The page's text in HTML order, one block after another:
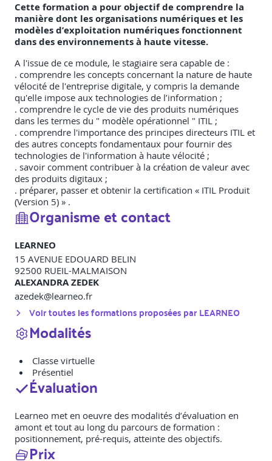
Cette formation a pour objectif de comprendre la
manière dont les organisations numériques et les
modèles d’exploitation numériques fonctionnent
dans des environnements à haute vitesse.
A l'issue de ce module, le stagiaire sera capable de :
. comprendre les concepts concernant la nature de haute
vélocité de l'entreprise digitale, y compris la demande
qu'elle impose aux technologies de l’information ;
. comprendre le cycle de vie des produits numériques
dans les termes du " modèle opérationnel " ITIL ;
. comprendre l'importance des principes directeurs ITIL et
des autres concepts fondamentaux pour fournir des
technologies de l'information à haute vélocité ;
. savoir comment contribuer à la création de valeur avec
des produits digitaux ;
. préparer, passer et obtenir la certification « ITIL Produit
(Version 5) » .
Organisme et contact
LEARNEO
15 AVENUE EDOUARD BELIN
92500 RUEIL-MALMAISON
ALEXANDRA ZEDEK
azedek@learneo.fr
Voir toutes les formations proposées parLEARNEO
Modalités
Classe virtuelle
Présentiel
Évaluation
Learneo met en oeuvre des modalités d’évaluation en
amont et tout au long du parcours de formation :
positionnement, pré-requis, atteinte des objectifs.
Prix